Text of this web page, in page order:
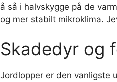
å så i halvskygge på de
og mer stabilt mikroklima.
Skadedyr og
Jordlopper er den vanligste